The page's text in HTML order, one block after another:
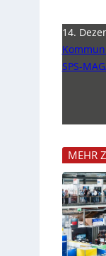
14.
SPS-
MEHR